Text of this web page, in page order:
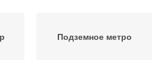
Подземное метро